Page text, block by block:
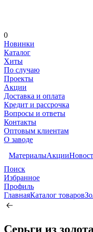
0
Новинки
Каталог
Хиты
По случаю
Проекты
Акции
Доставка и оплата
Кредит и рассрочка
Вопросы и ответы
Контакты
Оптовым клиентам
О заводе
МатериалыАкции
Поиск
Избранное
Профиль
ГлавнаяКаталог товаров
Серьги из